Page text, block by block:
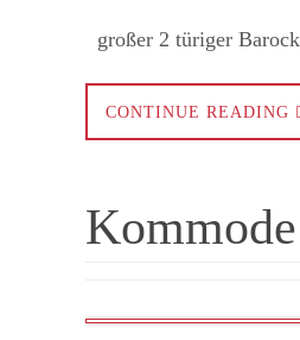
großer 2 türiger
CONTINUE READING
Kommode